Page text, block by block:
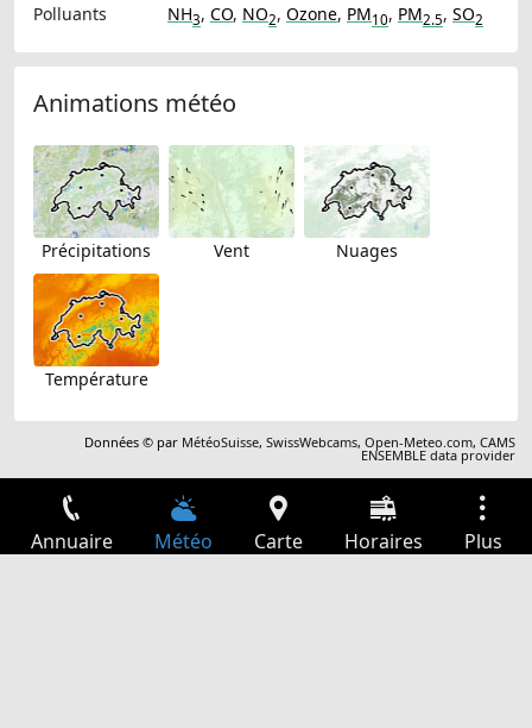
Polluants
NH3, CO, NO2, Ozone, PM10, PM2.5, SO2
Animations météo
Précipitations Vent Nuages
Température
Données © par MétéoSuisse,SwissWebcams,Open-Meteo.com,CAMS
ENSEMBLE data provider
Annuaire Météo Carte Horaires Plus